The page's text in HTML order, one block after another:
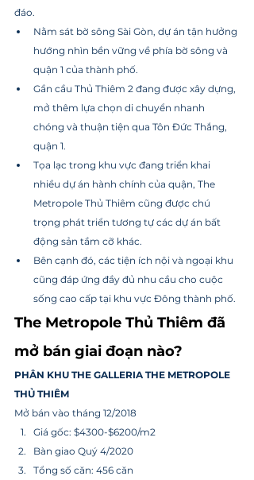
đáo.
Nằm sát bờ sông Sài Gòn, dự án tận hưởng
hướng nhìn bền vững về phía bờ sông và
quận 1 của thành phố.
Gần cầu Thủ Thiêm 2 đang được xây dựng,
mở thêm lựa chọn di chuyển nhanh
chóng và thuận tiện qua Tôn Đức Thắng,
quận 1.
Tọa lạc trong khu vực đang triển khai
nhiều dự án hành chính của quận, The
Metropole Thủ Thiêm cũng được chú
trọng phát triển tương tự các dự án bất
động sản tầm cỡ khác.
Bên cạnh đó, các tiện ích nội và ngoại khu
cũng đáp ứng đầy đủ nhu cầu cho cuộc
sống cao cấp tại khu vực Đông thành phố.
The Metropole Thủ Thiêm đã
mở bán giai đoạn nào?
PHÂN KHU THE GALLERIA THE METROPOLE
THỦ THIÊM
Mở bán vào tháng 12/2018
Giá gốc: $4300-$6200/m2
Bàn giao Quý 4/2020
Tổng số căn: 456 căn